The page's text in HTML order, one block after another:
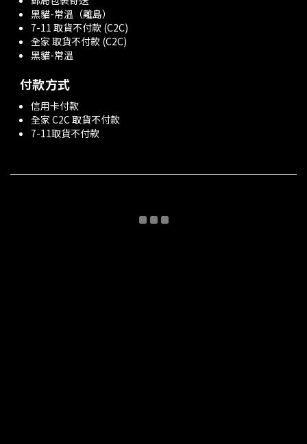
黑貓-常溫（離島）
7-11 取貨不付款 (C2C)
全家 取貨不付款 (C2C)
黑貓-常溫
付款方式
信用卡付款
全家 C2C 取貨不付款
7-11取貨不付款